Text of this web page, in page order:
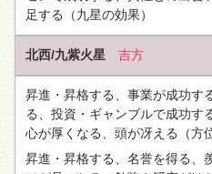
足する （九星の効果）
北西/九紫火星 吉方
昇進・昇格する、事業が成功す
る、投資・ギャンブルで成功す
心が厚くなる、頭が冴える （方
昇進・昇格する、名誉を得る、